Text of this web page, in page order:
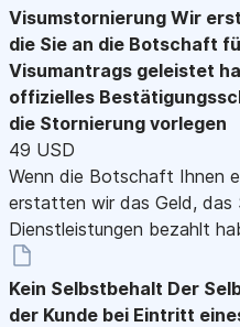
Visumstornierung Wir
die Sie an die Botschaft
Visumantrags geleistet
offizielles
die Stornierung vorlegen
49 USD
Wenn die Botschaft Ihnen
erstatten wir das Geld, das
Dienstleistungen bezahlt
Kein Selbstbehalt Der
der Kunde bei Eintritt